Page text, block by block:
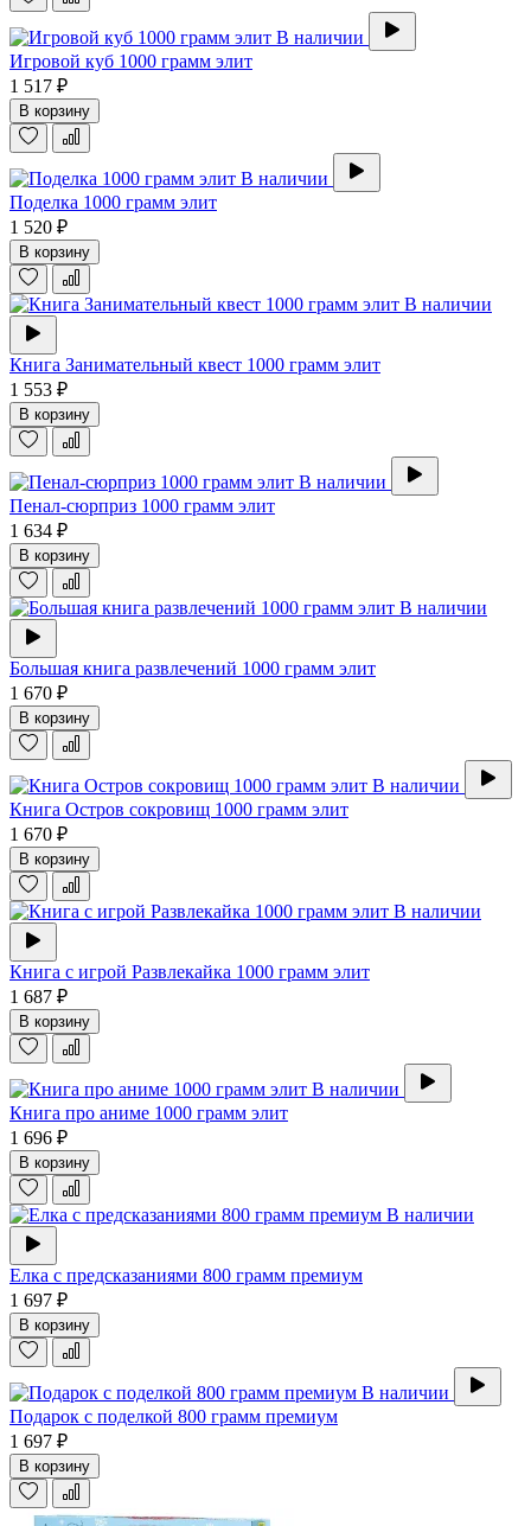
В наличии
Игровой куб 1000 грамм элит
1 517 ₽
В корзину
В наличии
Поделка 1000 грамм элит
1 520 ₽
В корзину
В наличии
Книга Занимательный квест 1000 грамм элит
1 553 ₽
В корзину
В наличии
Пенал-сюрприз 1000 грамм элит
1 634 ₽
В корзину
В наличии
Большая книга развлечений 1000 грамм элит
1 670 ₽
В корзину
В наличии
Книга Остров сокровищ 1000 грамм элит
1 670 ₽
В корзину
В наличии
Книга с игрой Развлекайка 1000 грамм элит
1 687 ₽
В корзину
В наличии
Книга про аниме 1000 грамм элит
1 696 ₽
В корзину
В наличии
Елка с предсказаниями 800 грамм премиум
1 697 ₽
В корзину
В наличии
Подарок с поделкой 800 грамм премиум
1 697 ₽
В корзину